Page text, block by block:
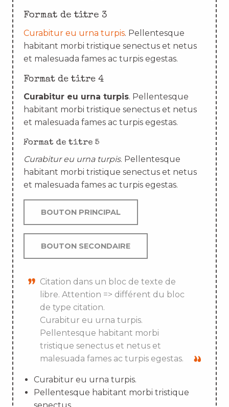
Format de titre 3
Curabitur eu urna turpis. Pellentesque
habitant morbi tristique senectus et netus
et malesuada fames ac turpis egestas.
Format de titre 4
Curabitur eu urna turpis. Pellentesque
habitant morbi tristique senectus et netus
et malesuada fames ac turpis egestas.
Format de titre 5
Curabitur eu urna turpis. Pellentesque
habitant morbi tristique senectus et netus
et malesuada fames ac turpis egestas.
BOUTON PRINCIPAL
BOUTON SECONDAIRE
Citation dans un bloc de texte de
libre. Attention => différent du bloc
de type citation.
Curabitur eu urna turpis.
Pellentesque habitant morbi
tristique senectus et netus et
malesuada fames ac turpis egestas.
Curabitur eu urna turpis.
Pellentesque habitant morbi tristique